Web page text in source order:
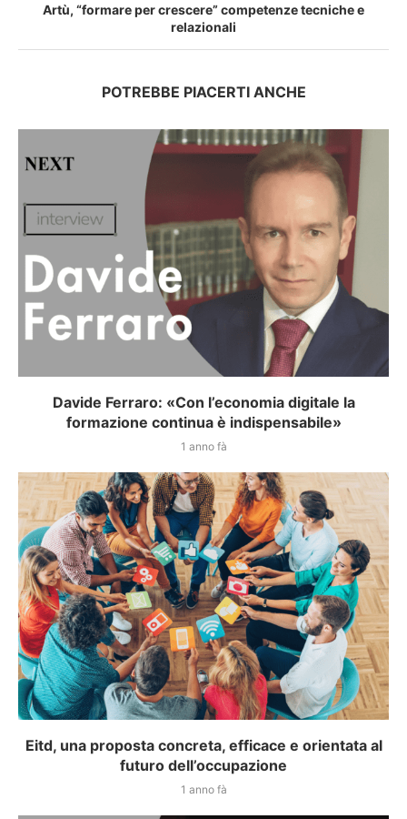
Artù, “formare per crescere” competenze tecniche e
relazionali
POTREBBE PIACERTI ANCHE
Davide Ferraro: «Con l’economia digitale la
formazione continua è indispensabile»
1 anno fà
Eitd, una proposta concreta, efficace e orientata al
futuro dell’occupazione
1 anno fà